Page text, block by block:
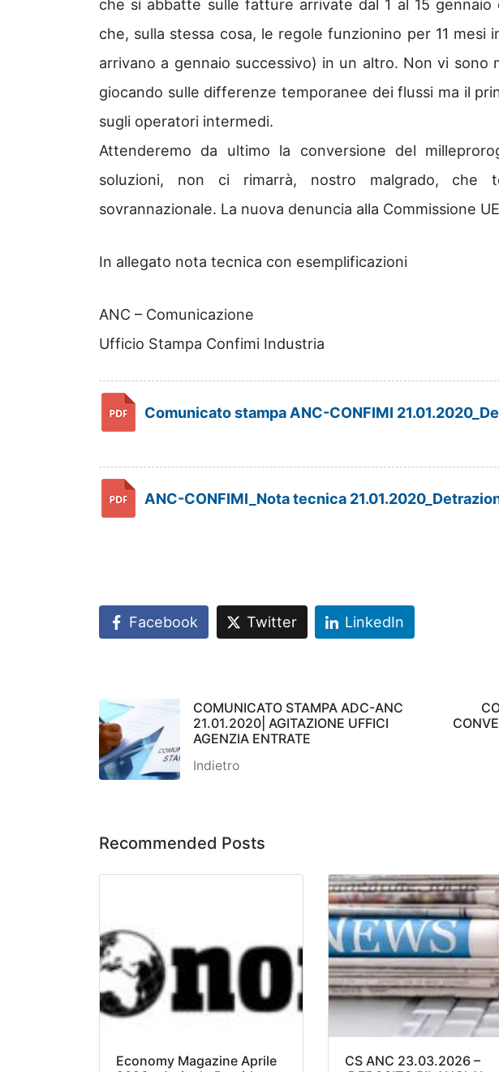
che si abbatte sulle fatture arrivate dal 1 al 15 gennaio
che, sulla stessa cosa, le regole funzionino per 11
arrivano a gennaio successivo) in un altro. Non vi sono
giocando sulle differenze temporanee dei flussi ma il
sugli operatori intermedi.
Attenderemo da ultimo la conversione del
soluzioni, non ci rimarrà, nostro malgrado, che
sovrannazionale. La nuova denuncia alla Commissione
In allegato nota tecnica con esemplificazioni
ANC – Comunicazione
Ufficio Stampa Confimi Industria
Comunicato stampa ANC-CONFIMI
ANC-CONFIMI_Nota tecnica
Facebook Twitter LinkedIn
COMUNICATO STAMPA ADC-ANC
21.01.2020| AGITAZIONE UFFICI
AGENZIA ENTRATE
Indietro
Recommended Posts
Economy Magazine Aprile
CS ANC 23.03.2026 –